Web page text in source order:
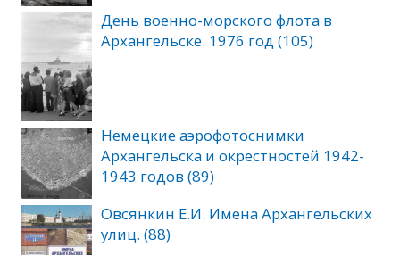
День военно-морского флота в
Архангельске. 1976 год (105)
Немецкие аэрофотоснимки
Архангельска и окрестностей 1942-
1943 годов (89)
Овсянкин Е.И. Имена Архангельских
улиц. (88)